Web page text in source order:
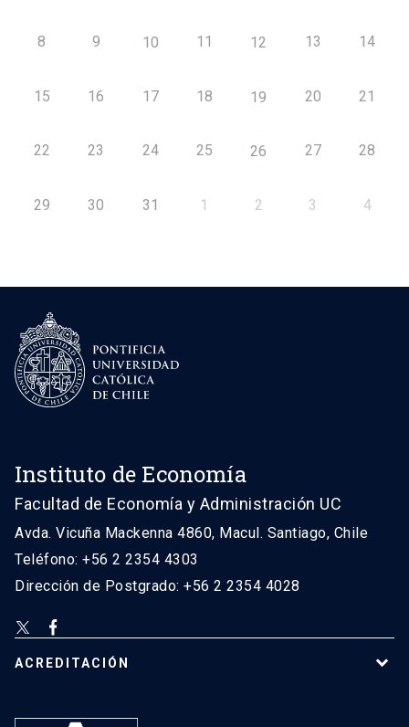
8 9 10 11 12 13 14
15 16 17 18 19 20 21
22 23 24 25 26 27 28
29 30 31 1 2 3 4
Instituto de Economía
Facultad de Economía y Administración UC
Avda. Vicuña Mackenna 4860, Macul. Santiago, Chile
Teléfono: +56 2 2354 4303
Dirección de Postgrado: +56 2 2354 4028
ACREDITACIÓN